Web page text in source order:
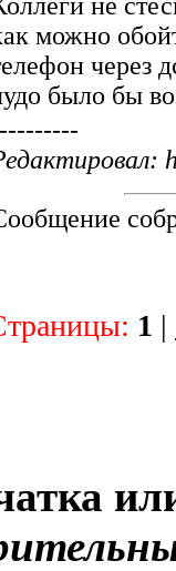
не
можно
через
было бы
1 |